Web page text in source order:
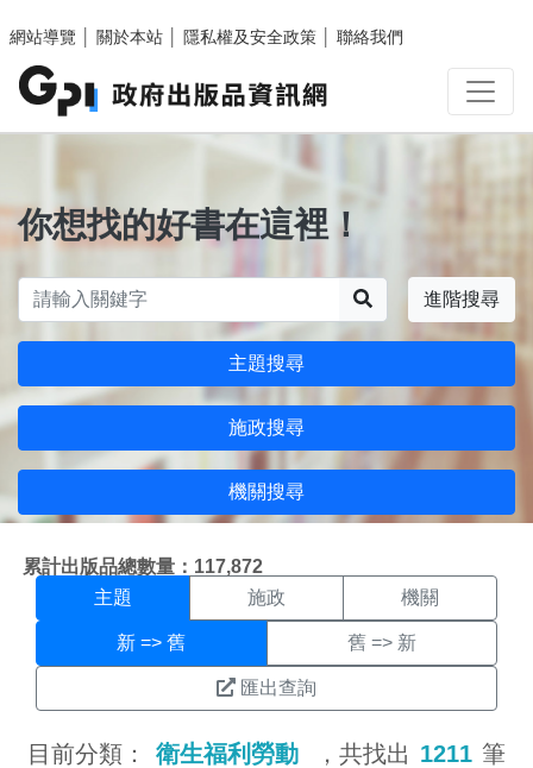
網站導覽
關於本站 隱私權及安全政策 聯絡我們
你想找的好書在這裡！
進階搜尋
主題搜尋
施政搜尋
機關搜尋
累計出版品總數量：117,872
主題搜尋結果頁面
主題 施政 機關
新 => 舊 舊 => 新
匯出查詢
目前分類： 衛生福利勞動 ，共找出 1211 筆